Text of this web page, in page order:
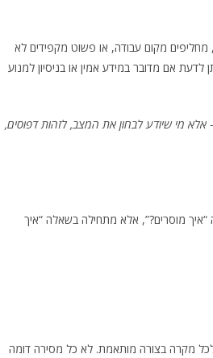
מקום עבודה, או פשוט מקפידים לא
אם מדובר במידע אמין או בניסיון למנוע
אלא מי שיודע לבחון את המצב, לזהות דפוסים,
מוסרים?”, אלא מתחילה בשאלה “איך
לכל מקרה בצורה מותאמת. לא כל מסירה דומה